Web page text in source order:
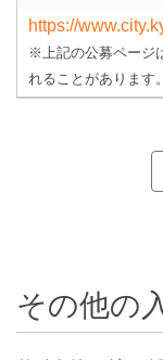
https://
※上記の公募ページ
れることがあります。
その他の